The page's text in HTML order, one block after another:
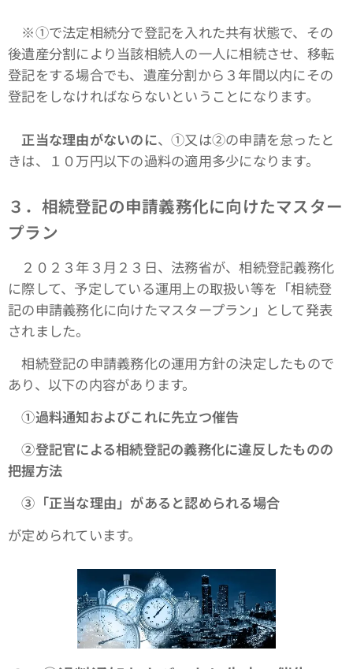
※①で法定相続分で登記を入れた共有状態で、その
後遺産分割により当該相続人の一人に相続させ、移転
登記をする場合でも、遺産分割から３年間以内にその
登記をしなければならないということになります。
正当な理由がないのに、①又は➁の申請を怠ったと
きは、１０万円以下の過料の適用多少になります。
３．相続登記の申請義務化に向けたマスター
プラン
２０２３年３月２３日、法務省が、相続登記義務化
に際して、予定している運用上の取扱い等を「相続登
記の申請義務化に向けたマスタープラン」として発表
されました。
相続登記の申請義務化の運用方針の決定したもので
あり、以下の内容があります。
①過料通知およびこれに先立つ催告
➁登記官による相続登記の義務化に違反したものの
把握方法
③「正当な理由」があると認められる場合
が定められています。